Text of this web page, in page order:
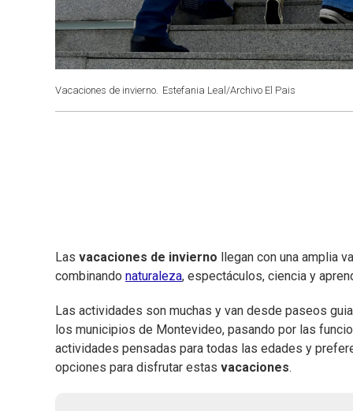
Vacaciones de invierno. Estefania Leal/Archivo El Pais
Las vacaciones de invierno llegan con una amplia
combinando naturaleza, espectáculos, ciencia y
Las actividades son muchas y van desde paseos
los municipios de Montevideo, pasando por las
actividades pensadas para todas las edades y
opciones para disfrutar estas vacaciones.